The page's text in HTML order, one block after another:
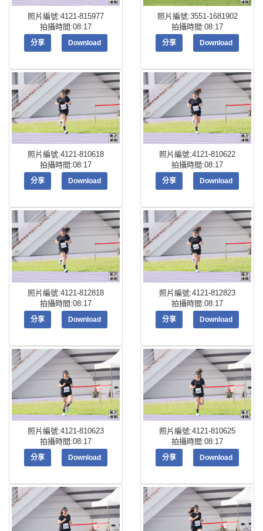
照片編號:4121-815977
拍攝時間:08:17
分享 Download
照片編號:3551-1681902
拍攝時間:08:17
分享 Download
照片編號:4121-810618
拍攝時間:08:17
分享 Download
照片編號:4121-810622
拍攝時間:08:17
分享 Download
照片編號:4121-812818
拍攝時間:08:17
分享 Download
照片編號:4121-812823
拍攝時間:08:17
分享 Download
照片編號:4121-810623
拍攝時間:08:17
分享 Download
照片編號:4121-810625
拍攝時間:08:17
分享 Download